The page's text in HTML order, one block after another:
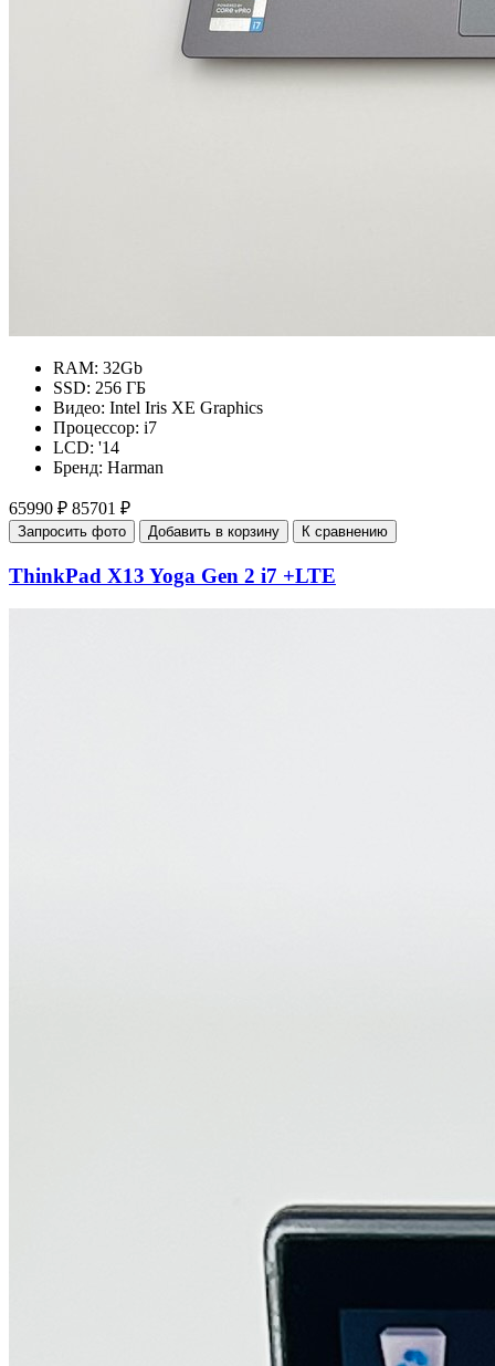
RAM: 32Gb
SSD: 256 ГБ
Видео: Intel Iris XE Graphics
Процессор: i7
LCD: '14
Бренд: Harman
65990 ₽ 85701 ₽
Запросить фото Добавить в корзину К сравнению
ThinkPad X13 Yoga Gen 2 i7 +LTE